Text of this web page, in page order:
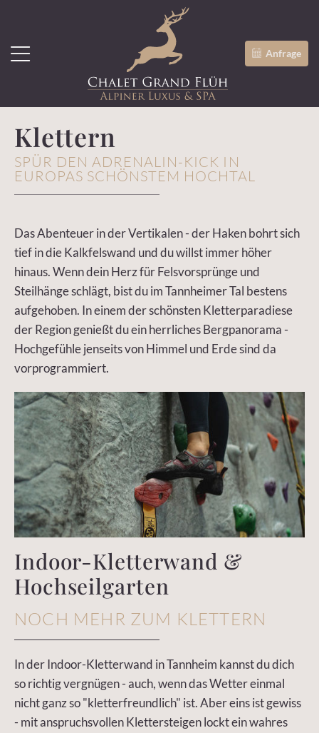
Anfrage
Klettern
SPÜR DEN ADRENALIN-KICK IN
EUROPAS SCHÖNSTEM HOCHTAL
Das Abenteuer in der Vertikalen - der Haken bohrt sich
tief in die Kalkfelswand und du willst immer höher
hinaus. Wenn dein Herz für Felsvorsprünge und
Steilhänge schlägt, bist du im Tannheimer Tal bestens
aufgehoben. In einem der schönsten Kletterparadiese
der Region genießt du ein herrliches Bergpanorama -
Hochgefühle jenseits von Himmel und Erde sind da
vorprogrammiert.
Indoor-Kletterwand &
Hochseilgarten
NOCH MEHR ZUM KLETTERN
In der Indoor-Kletterwand in Tannheim kannst du dich
so richtig vergnügen - auch, wenn das Wetter einmal
nicht ganz so "kletterfreundlich" ist. Aber eins ist gewiss
- mit anspruchsvollen Klettersteigen lockt ein wahres